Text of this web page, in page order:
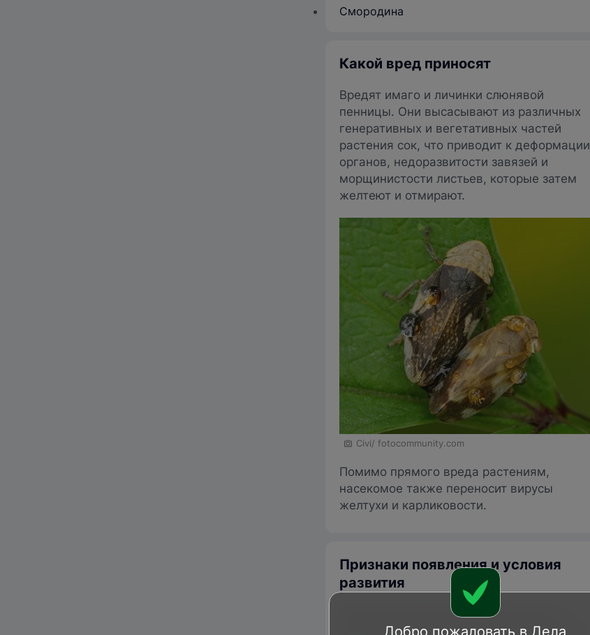
Смородина
Какой вред приносят
Вредят имаго и личинки слюнявой
пенницы. Они высасывают из различных
генеративных и вегетативных частей
растения сок, что приводит к деформации
органов, недоразвитости завязей и
морщинистости листьев, которые затем
желтеют и отмирают.
Civi/ fotocommunity.com
Помимо прямого вреда растениям,
насекомое также переносит вирусы
желтухи и карликовости.
Признаки появления и условия
развития
Основные признаки, указывающие на
появление на участке слюнявой пенницы:
Добро пожаловать в Дела